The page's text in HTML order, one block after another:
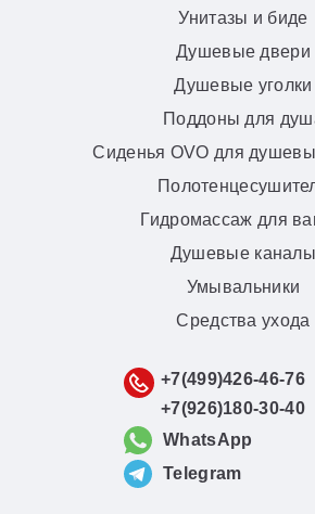
Унитазы и биде
Душевые двери
Душевые уголки
Поддоны для
Сиденья OVO для
Гидромассаж для
Душевые каналы
Умывальники
Средства ухода
+7(499)426-46-76
+7(926)180-30-40
WhatsApp
Telegram